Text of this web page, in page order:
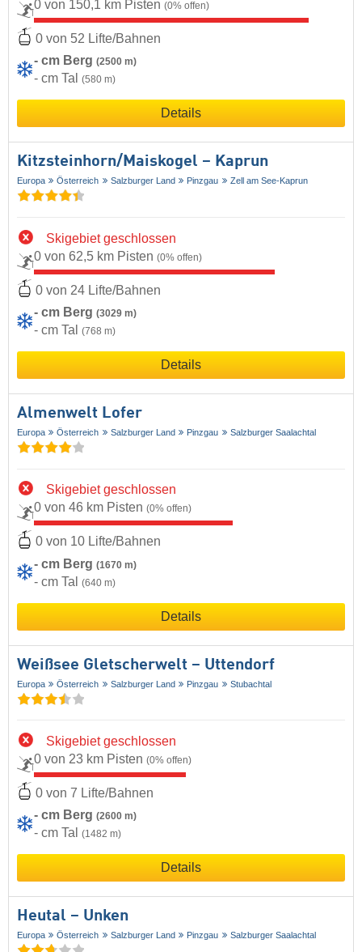
0 von 150,1 km Pisten (0% offen)
0 von 52 Lifte/Bahnen
- cm Berg (2500 m)
- cm Tal (580 m)
Details
Kitzsteinhorn/​Maiskogel – Kaprun
Europa Österreich Salzburger Land Pinzgau Zell am See-Kaprun
Skigebiet geschlossen
0 von 62,5 km Pisten (0% offen)
0 von 24 Lifte/Bahnen
- cm Berg (3029 m)
- cm Tal (768 m)
Details
Almenwelt Lofer
Europa Österreich Salzburger Land Pinzgau Salzburger Saalachtal
Skigebiet geschlossen
0 von 46 km Pisten (0% offen)
0 von 10 Lifte/Bahnen
- cm Berg (1670 m)
- cm Tal (640 m)
Details
Weißsee Gletscherwelt – Uttendorf
Europa Österreich Salzburger Land Pinzgau Stubachtal
Skigebiet geschlossen
0 von 23 km Pisten (0% offen)
0 von 7 Lifte/Bahnen
- cm Berg (2600 m)
- cm Tal (1482 m)
Details
Heutal – Unken
Europa Österreich Salzburger Land Pinzgau Salzburger Saalachtal